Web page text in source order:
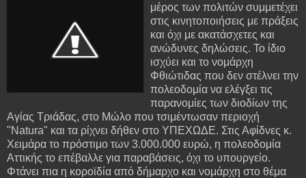
μέρος των πολιτών συμμετέχει
στις κινητοποιήσεις με πράξεις
και όχι με ακατάσχετες και
ανώδυνες δηλώσεις. Το ίδιο
ισχύει και το νομάρχη
Φθιώτιδας που δεν στέλνει την
πολεοδομία να ελέγξει τις
παρανομίες των διοδίων της
Αγίας Τριάδας, στο Μώλο που τσιμέντωσαν περιοχή
"Natura" και τα ρίχνει δήθεν στο ΥΠΕΧΩΔΕ. Στις Αφίδνες κ.
Χειμάρα το πρόστιμο των 3.000.000 ευρώ, η πολεοδομία
Αττικής το επέβαλλε για παραβάσεις, όχι το υπουργείο.
Φτάνει πια η κοροϊδία από δήμαρχο και νομάρχη στο θέμα